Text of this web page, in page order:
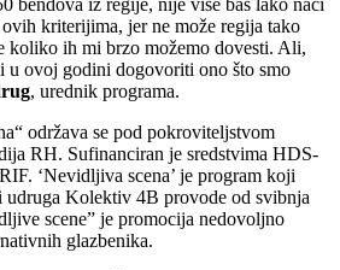
bendova iz regije, nije više baš lako naći
kriterijima, jer ne može regija tako
koliko ih mi brzo možemo dovesti. Ali,
u ovoj godini dogovoriti ono što smo
, urednik programa.
održava se pod pokroviteljstvom
RH. Sufinanciran je sredstvima HDS-
‘Nevidljiva scena’ je program koji
Kolektiv 4B provode od svibnja
scene” je promocija nedovoljno
glazbenika.